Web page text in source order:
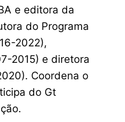
e editora da
do Programa
2022),
2015) e diretora
Coordena o
do Gt